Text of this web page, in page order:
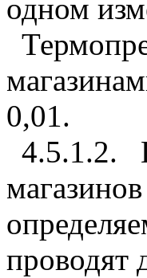
одном
0,01.
4.5.1.2.
проводят